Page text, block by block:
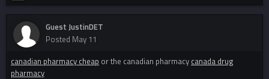
Guest JustinDET
Posted May 11
canadian pharmacy cheap or the canadian pharmacy canada drug
pharmacy